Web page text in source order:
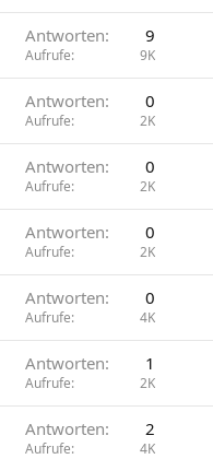
Antworten 9
Aufrufe 9K
Antworten 0
Aufrufe 2K
Antworten 0
Aufrufe 2K
Antworten 0
Aufrufe 2K
Antworten 0
Aufrufe 4K
Antworten 1
Aufrufe 2K
Antworten 2
Aufrufe 4K